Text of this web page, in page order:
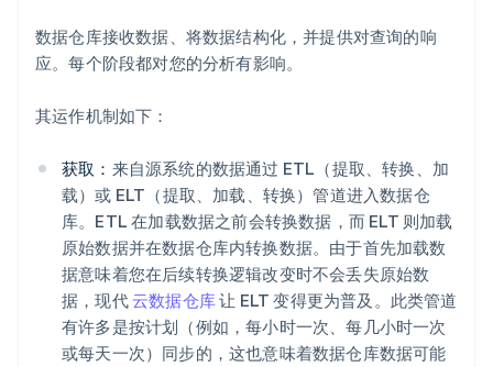
数据仓库接收数据、将数据结构化，并提供对查询的响
应。每个阶段都对您的分析有影响。
其运作机制如下：
获取： 来自源系统的数据通过 ETL（提取、转换、加
载）或 ELT（提取、加载、转换）管道进入数据仓
库。ETL 在加载数据之前会转换数据，而 ELT 则加载
原始数据并在数据仓库内转换数据。由于首先加载数
据意味着您在后续转换逻辑改变时不会丢失原始数
据，现代 云数据仓库让 ELT 变得更为普及。此类管道
有许多是按计划（例如，每小时一次、每几小时一次
或每天一次）同步的，这也意味着数据仓库数据可能